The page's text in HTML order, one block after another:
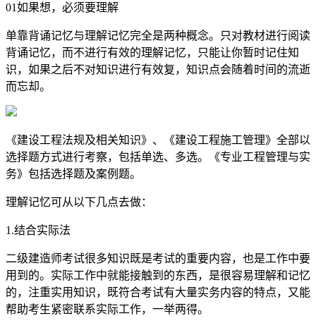
01如果想，必须要理解
单靠背诵记忆与理解记忆完全是两种概念。只对教材进行阅读
背诵记忆，而不进行有效的理解记忆，只能让你暂时记住知
识，如果之后不对知识进行有效复，知识点会随着时间的流逝
而忘却。
《建设工程法规及相关知识》、《建设工程施工管理》全部以
选择题方式进行考察，包括单选、多选。《专业工程管理与实
务》包括选择题及案例题。
理解记忆可从以下几点去做：
1.结合实际法
二级建造师考试很多知识既是考试的重要内容，也是工作中要
用到的。实际工作中就能接触到的东西，是很容易理解和记忆
的，注重实用知识，既符合考试有大量实务内容的特点，又能
帮助考生紧密联系实际工作，一举两得。